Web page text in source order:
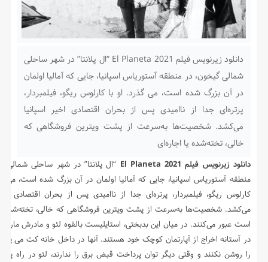
دانلود زیرنویس فیلم El Planeta 2021 “ال پلانتا” در شهر ساحلی
شمالی گیخون، در منطقه آستوریاس اسپانیا، جایی که آمالیا اولمان
در آن بزرگ شده است، می گذرد. او با کارلوس ریگو، فیلمبردار،
پرتره‌ای جدا از ناامیدی پس از بحران اقتصادی اخیر اسپانیا
می‌کشد. شخصیت‌ها به‌سرعت از پشت ویترین فروشگاهی که
خالی، تخته‌شده یا اجاره‌ای
دانلود زیرنویس فیلم El Planeta 2021
“ال پلانتا” در شهر ساحلی شمالی
منطقه آستوریاس اسپانیا، جایی که آمالیا اولمان در آن بزرگ شده است، می
کارلوس ریگو، فیلمبردار، پرتره‌ای جدا از ناامیدی پس از بحران اقتصادی
می‌کشد. شخصیت‌ها به‌سرعت از پشت ویترین فروشگاهی که خالی، تخته‌شده
است عبور می‌کنند. در میان این بدبختی، استایلیست بالقوه لئو و مادرش
در آستانه اخراج از آپارتمان کوچک خود هستند. آنها در داخل خانه کت می
را روشن نکنند و وقتی دیگر توان پرداخت قبض برق را ندارند، لئو در راه